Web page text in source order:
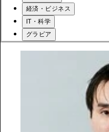
経済・ビジネス
IT・科学
グラビア